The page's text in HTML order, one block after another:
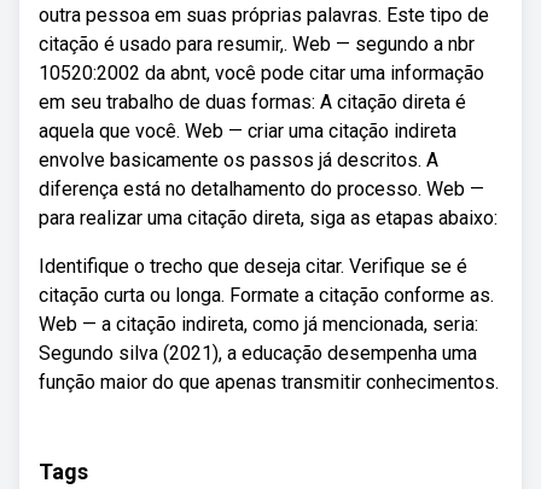
outra pessoa em suas próprias palavras. Este tipo de
citação é usado para resumir,. Web — segundo a nbr
10520:2002 da abnt, você pode citar uma informação
em seu trabalho de duas formas: A citação direta é
aquela que você. Web — criar uma citação indireta
envolve basicamente os passos já descritos. A
diferença está no detalhamento do processo. Web —
para realizar uma citação direta, siga as etapas abaixo:
Identifique o trecho que deseja citar. Verifique se é
citação curta ou longa. Formate a citação conforme as.
Web — a citação indireta, como já mencionada, seria:
Segundo silva (2021), a educação desempenha uma
função maior do que apenas transmitir conhecimentos.
Tags